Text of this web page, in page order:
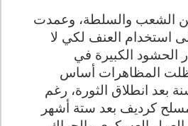
الشعب والسلطة، وعمدت
استخدام العنف لكي لا
الحشود الكبيرة في
المظاهرات أساس
بعد انطلاق الثورة، رغم
كرديف بعد ستة أشهر